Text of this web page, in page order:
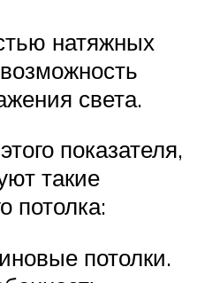
натяжных
света.
показателя,
такие
потолка:
потолки.